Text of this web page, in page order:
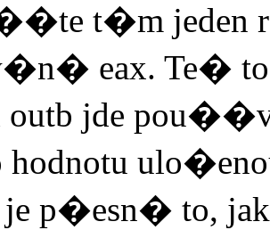
t�m jeden
eax.
outb jde
hodnotu
p�esn� to,